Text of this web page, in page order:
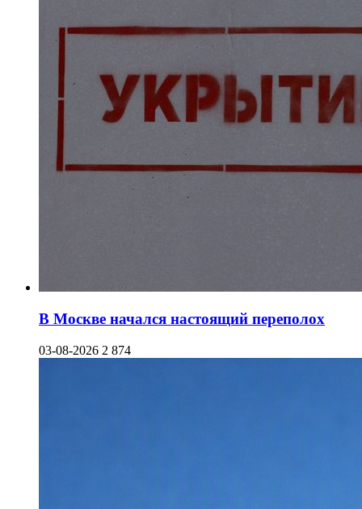
В Москве начался настоящий переполох
03-08-2026 2 874